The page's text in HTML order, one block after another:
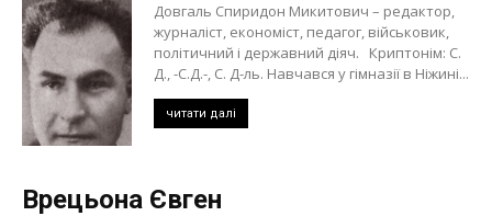
Довгаль Спиридон Микитович – редактор,
журналіст, економіст, педагог, військовик,
політичний і державний діяч. Криптонім: С.
Д., -С.Д.-, С. Д-ль. Навчався у гімназії в Ніжині...
читати далі
Врецьона Євген